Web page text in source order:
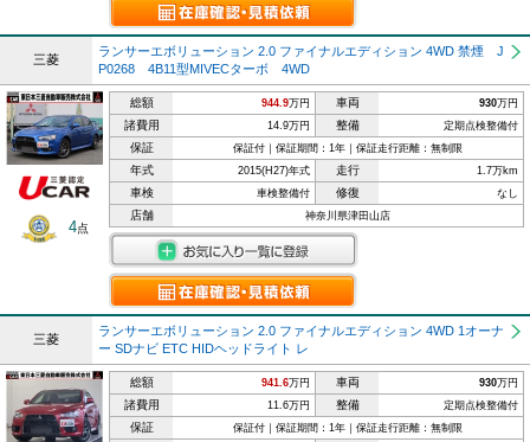
三菱
ランサーエボリューション 2.0 ファイナルエディション 4WD 禁煙 J
P0268 4B11型MIVECターボ 4WD
4点
総額 944.9万円 車両 930万円
諸費用 14.9万円 整備 定期点検整備付
保証 保証付｜保証期間：1年｜保証走行距離：無制限
年式 2015(H27)年式 走行 1.7万km
車検 車検整備付 修復 なし
店舗 神奈川県津田山店
三菱
ランサーエボリューション 2.0 ファイナルエディション 4WD 1オーナ
ー SDナビ ETC HIDヘッドライト レ
総額 941.6万円 車両 930万円
諸費用 11.6万円 整備 定期点検整備付
保証 保証付｜保証期間：1年｜保証走行距離：無制限